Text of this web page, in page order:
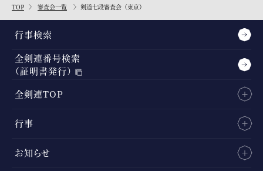
TOP 審査会一覧 剣道七段審査会（東京）
行事検索
全剣連番号検索
（証明書発行）
全剣連TOP
行事
お知らせ